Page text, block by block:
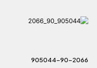
905044-90-2066